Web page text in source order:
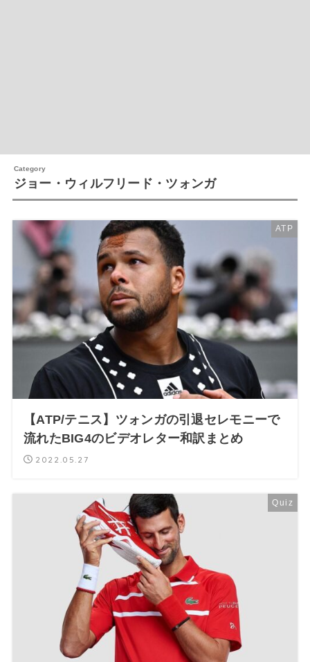
ジョー・ウィルフリード・ツォンガ
ATP
【ATP/テニス】ツォンガの引退セレモニーで
流れたBIG4のビデオレター和訳まとめ
2022.05.27
Quiz